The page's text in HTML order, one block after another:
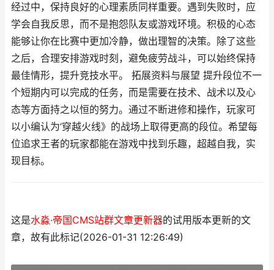
经过中，保持良好的心理素质同样重要。遇到失败时，应
学会自我反思，而不是抱怨队友或游戏环境。积极的心态
能够让你在比赛中更加冷静，做出理智的决策。除了这些
之后，合理安排游戏时刻，避免疲劳战斗，可以始终保持
最佳情形，提升竞技水平。 拓展资料与展望 提升段位不一
个短期内可以完成的任务，而是需要在技术、战术以及心
态等方面持之以恒的努力。通过不断进修和操作，玩家可
以小编认为‘穿越火线》的战场上取得更高的段位。希望每
位追求王者的玩家都能在游戏中找到乐趣，超越自我，实
现目标。
这是水淼·帝国CMS站群文章更新器的试用版本更新的文
章，故有此标记(2026-01-31 12:26:49)